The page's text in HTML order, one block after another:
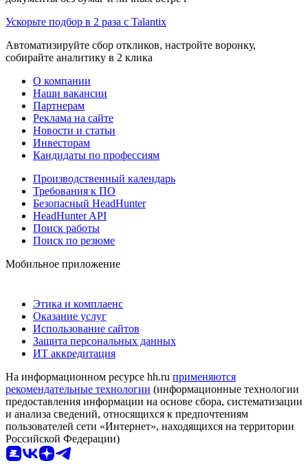
Ускорьте подбор в 2 раза с Talantix
Автоматизируйте сбор откликов, настройте воронку,
собирайте аналитику в 2 клика
О компании
Наши вакансии
Партнерам
Реклама на сайте
Новости и статьи
Инвесторам
Кандидаты по профессиям
Производственный календарь
Требования к ПО
Безопасный HeadHunter
HeadHunter API
Поиск работы
Поиск по резюме
Мобильное приложение
Этика и комплаенс
Оказание услуг
Использование сайтов
Защита персональных данных
ИТ аккредитация
На информационном ресурсе hh.ru применяются
рекомендательные технологии (информационные технологии
предоставления информации на основе сбора, систематизации
и анализа сведений, относящихся к предпочтениям
пользователей сети «Интернет», находящихся на территории
Российской Федерации)